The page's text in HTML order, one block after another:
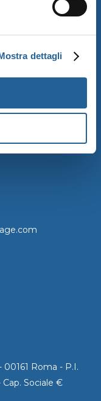
dettagli
Roma - P.I.
Cap. Sociale €